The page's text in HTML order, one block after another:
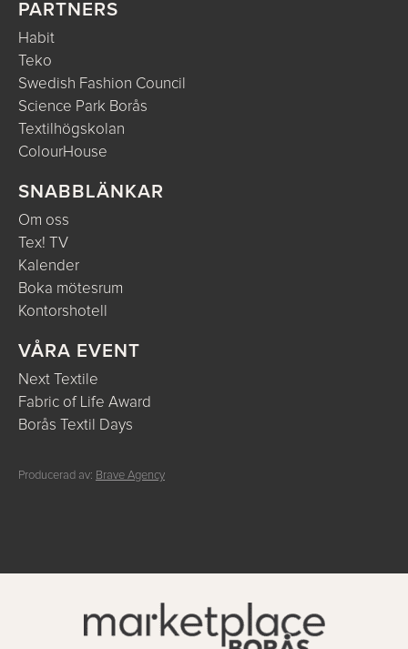
PARTNERS
Habit
Teko
Swedish Fashion Council
Science Park Borås
Textilhögskolan
ColourHouse
SNABBLÄNKAR
Om oss
Tex! TV
Kalender
Boka mötesrum
Kontorshotell
VÅRA EVENT
Next Textile
Fabric of Life Award
Borås Textil Days
Producerad av: Brave Agency